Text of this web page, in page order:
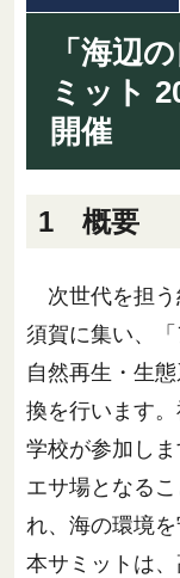
「海辺
ミット
開催
1 概要
次世代を担う
須賀に集い、
自然再生・生
換を行います
学校が参加し
エサ場となる
れ、海の環境を
本サミットは